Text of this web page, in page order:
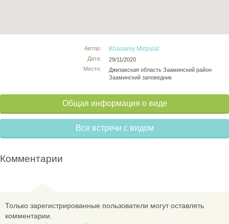
Автор:
Дата:
Место:
Khasaniy Mirpulat
29/11/2020
Джизакская область Зааминский район
Зааминский заповедник
Общая информация о виде
Все встречи с видом
Комментарии
Только зарегистрированные пользователи могут оставлять
комментарии.